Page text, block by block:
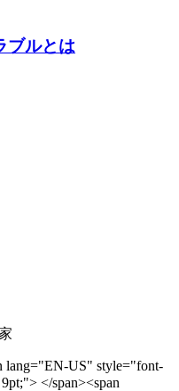
ブルとは
lang="EN-US" style="font-
</span><span